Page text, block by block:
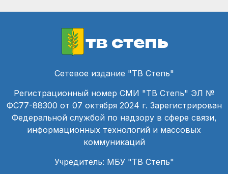
тв степь
Сетевое издание "ТВ Степь"
Регистрационный номер СМИ "ТВ Степь" ЭЛ №
ФС77-88300 от 07 октября 2024 г. Зарегистрирован
Федеральной службой по надзору в сфере связи,
информационных технологий и массовых
коммуникаций
Учредитель: МБУ "ТВ Степь"